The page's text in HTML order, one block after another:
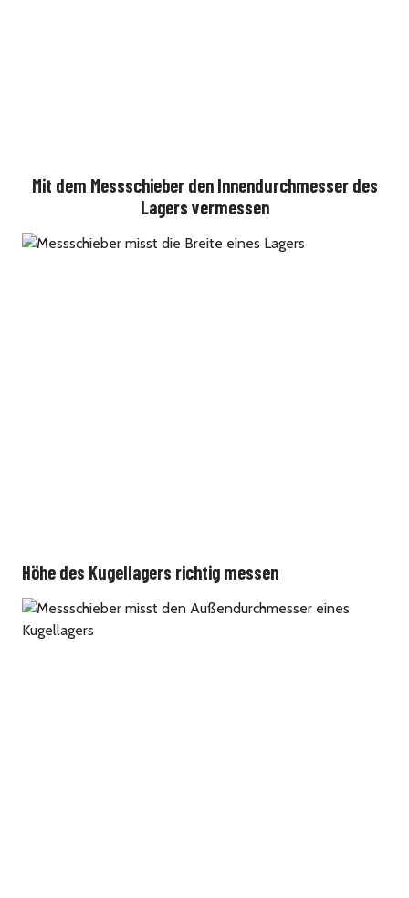
Mit dem Messschieber den Innendurchmesser des
Lagers vermessen
Höhe des Kugellagers richtig messen